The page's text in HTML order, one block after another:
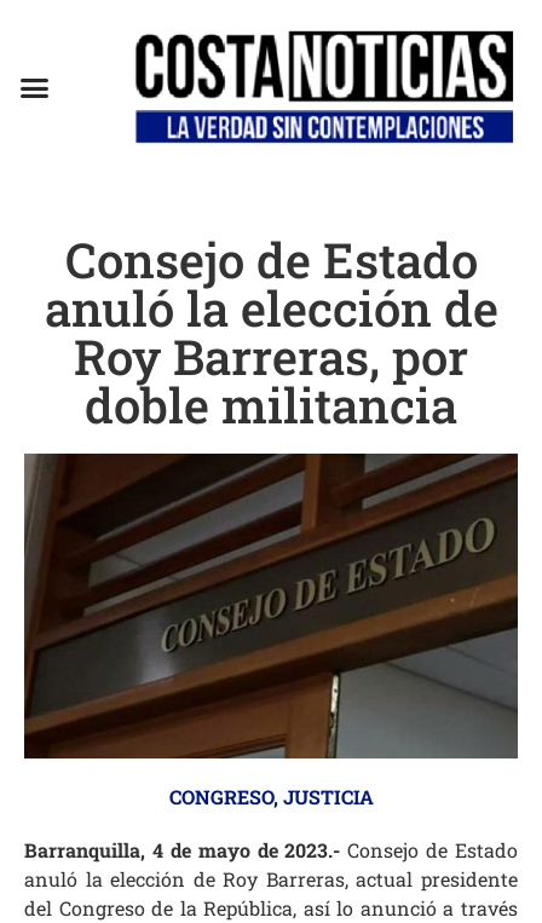
Consejo de Estado
anuló la elección de
Roy Barreras, por
doble militancia
CONGRESO,JUSTICIA
Barranquilla, 4 de mayo de 2023.-Consejo de Estado
anuló la elección de Roy Barreras, actual presidente
del Congreso de la República, así lo anunció a través